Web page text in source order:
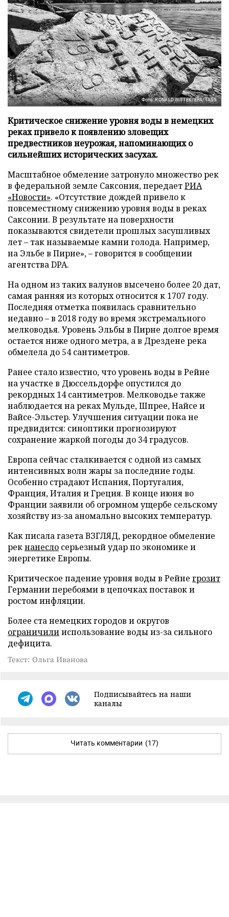
Фото: RONALD WITTEK/EPA/TASS
Критическое снижение уровня воды в немецких
реках привело к появлению зловещих
предвестников неурожая, напоминающих о
сильнейших исторических засухах.
Масштабное обмеление затронуло множество рек
в федеральной земле Саксония, передаетРИА
«Новости». «Отсутствие дождей привело к
повсеместному снижению уровня воды в реках
Саксонии. В результате на поверхности
показываются свидетели прошлых засушливых
лет – так называемые камни голода. Например,
на Эльбе в Пирне», – говорится в сообщении
агентства DPA.
На одном из таких валунов высечено более 20 дат,
самая ранняя из которых относится к 1707 году.
Последняя отметка появилась сравнительно
недавно – в 2018 году во время экстремального
мелководья. Уровень Эльбы в Пирне долгое время
остается ниже одного метра, а в Дрездене река
обмелела до 54 сантиметров.
Ранее стало известно, что уровень воды в Рейне
на участке в Дюссельдорфе опустился до
рекордных 14 сантиметров. Мелководье также
наблюдается на реках Мульде, Шпрее, Найсе и
Вайсе-Эльстер. Улучшения ситуации пока не
предвидится: синоптики прогнозируют
сохранение жаркой погоды до 34 градусов.
Европа сейчас сталкивается с одной из самых
интенсивных волн жары за последние годы.
Особенно страдают Испания, Португалия,
Франция, Италия и Греция. В конце июня во
Франции заявили об огромном ущербе сельскому
хозяйству из-за аномально высоких температур.
Как писала газета ВЗГЛЯД, рекордное обмеление
рекнанесло серьезный удар по экономике и
энергетике Европы.
Критическое падение уровня воды в Рейне грозит
Германии перебоями в цепочках поставок и
ростом инфляции.
Более ста немецких городов и округов
ограничилииспользование воды из-за сильного
дефицита.
Текст: Ольга Иванова
Подписывайтесь на наши
каналы
Читать комментарии (17)